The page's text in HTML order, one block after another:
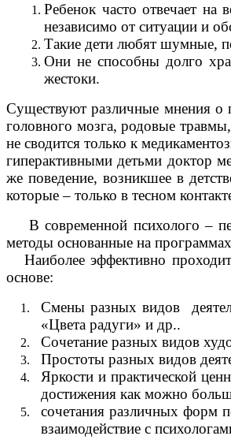
Ребенок часто отвечает
независимо от ситуации и
Такие дети любят шумные,
Они не способны долго
жестоки.
Существуют различные мнения о
головного мозга, родовые
не сводится только к
гиперактивными детьми доктор
же поведение, возникшее в
которые – только в тесном
В современной психолого –
методы основанные на
Наиболее эффективно проходит
основе:
Смены разных видов
«Цвета радуги» и др..
Сочетание разных видов
Простоты разных видов
Яркости и практической
достижения как можно
сочетания различных форм
взаимодействие с